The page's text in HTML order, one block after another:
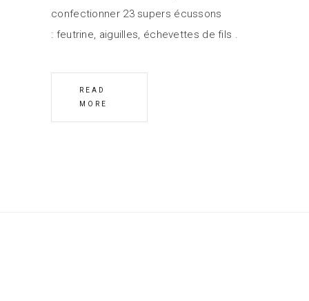
confectionner 23 supers écussons
: feutrine, aiguilles, échevettes de fils
READ
MORE